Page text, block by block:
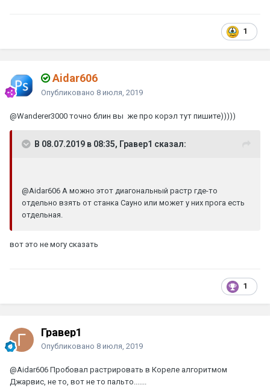
1
Aidar606
Опубликовано 8 июля, 2019
@Wanderer3000 точно блин вы же про корэл тут пишите)))))
В 08.07.2019 в 08:35, Гравер1 сказал:
@Aidar606 А можно этот диагональный растр где-то
отдельно взять от станка Сауно или может у них прога есть
отдельная.
вот это не могу сказать
1
Гравер1
Опубликовано 8 июля, 2019
@Aidar606 Пробовал растрировать в Кореле алгоритмом
Джарвис, не то, вот не то пальто.......